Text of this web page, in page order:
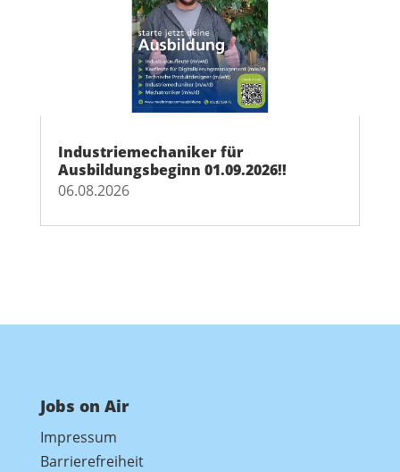
Industriemechaniker für
Ausbildungsbeginn 01.09.2026!!
06.08.2026
Jobs on Air
Impressum
Barrierefreiheit